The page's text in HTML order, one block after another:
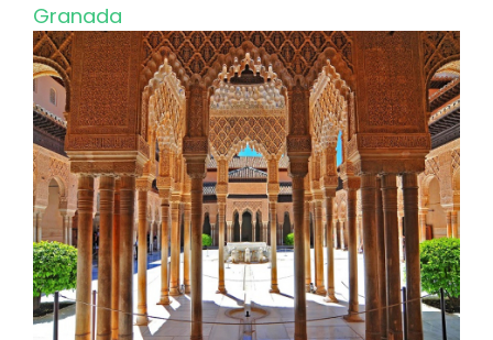
Granada